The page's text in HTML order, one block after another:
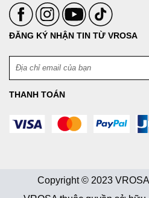
ĐĂNG KÝ NHẬN TIN TỪ VROSA
THANH TOÁN
Copyright © 2023